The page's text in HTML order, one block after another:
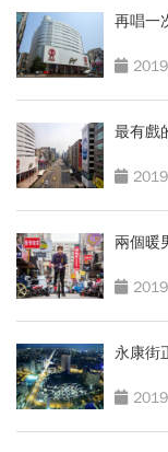
再唱一
最有戲
兩個暖
永康街